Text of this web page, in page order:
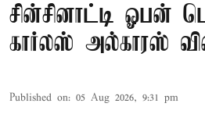
சின்சினாட்டி ஓபன்
கார்லஸ் அல்காரஸ்
Published on: 05 Aug 2026, 9:31 pm